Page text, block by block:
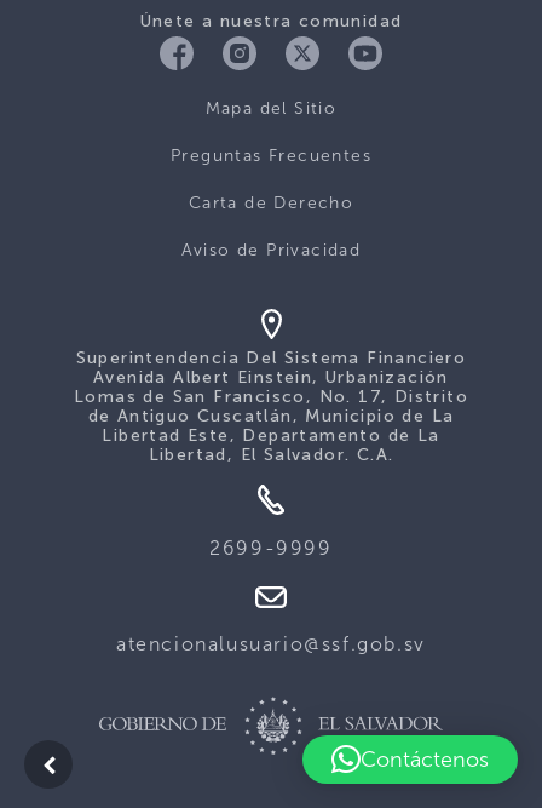
Contáctenos
Únete a nuestra comunidad
Mapa del Sitio
Preguntas Frecuentes
Carta de Derecho
Aviso de Privacidad
Superintendencia Del Sistema Financiero
Avenida Albert Einstein, Urbanización
Lomas de San Francisco, No. 17, Distrito
de Antiguo Cuscatlán, Municipio de La
Libertad Este, Departamento de La
Libertad, El Salvador. C.A.
2699-9999
atencionalusuario@ssf.gob.sv